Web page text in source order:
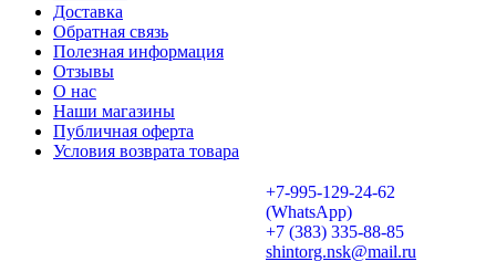
Доставка
Обратная связь
Полезная информация
Отзывы
О нас
Наши магазины
Публичная оферта
Условия возврата товара
+7-995-129-24-62
(WhatsApp)
+7 (383) 335-88-85
shintorg.nsk@mail.ru